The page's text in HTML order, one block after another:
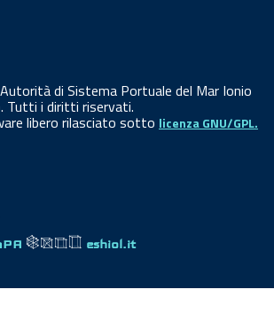
di Sistema Portuale del Mar Ionio
Tutti i diritti riservati.
libero rilasciato sotto licenza GNU/GPL.
eshiol.it